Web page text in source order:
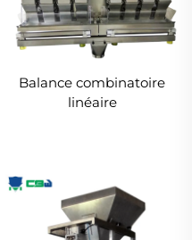
Balance combinatoire
linéaire